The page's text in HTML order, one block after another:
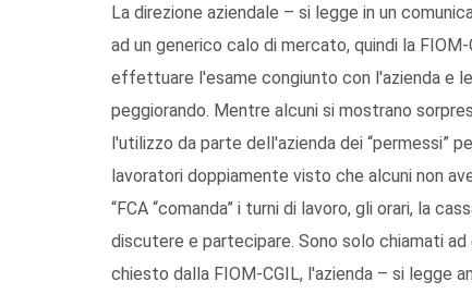
La direzione aziendale – si legge in un
ad un generico calo di mercato, quindi la
effettuare l'esame congiunto con l'azienda e
peggiorando. Mentre alcuni si mostrano
l'utilizzo da parte dell'azienda dei “permessi”
lavoratori doppiamente visto che alcuni non
“FCA “comanda” i turni di lavoro, gli orari, la
discutere e partecipare. Sono solo chiamati
chiesto dalla FIOM-CGIL, l'azienda – si legge